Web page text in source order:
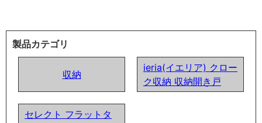
製品カテゴリ
収納
ieria(イエリア) クロー
ク収納 収納開き戸
セレクト フラットタ